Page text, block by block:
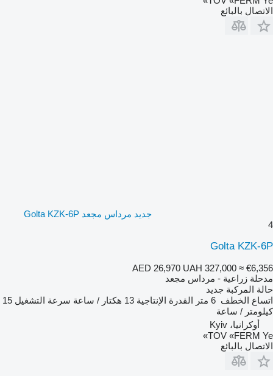
الاتصال بالبائع
جديد مرداس مجعد Golta KZK-6P
4
Golta KZK-6P
AED 26,970 UAH 327,000 ≈ €6,356
مدحلة زراعية - مرداس مجعد
حالة المركبة جديد
اتساع الخطف 6 متر القدرة الإنتاجية 13 هكتار / ساعة سرعة التشغيل 15
كيلومتر / ساعة
أوكرانيا، Kyiv
TOV «FERM Ye»
الاتصال بالبائع